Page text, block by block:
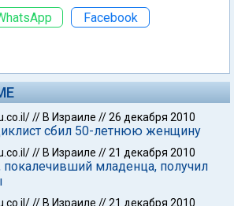
Facebook
// В Израиле //26 декабря 2010
сбил 50-летнюю женщину
// В Израиле //21 декабря 2010
младенца, получил
// В Израиле //21 декабря 2010